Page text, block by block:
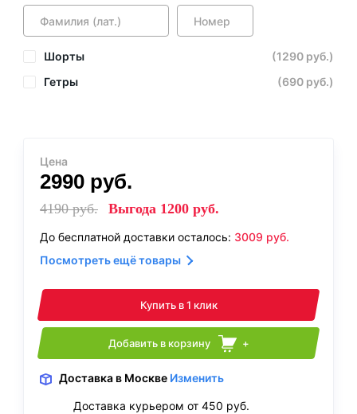
Шорты
(1290 руб.)
Гетры
(690 руб.)
Цена
2990 руб.
4190руб. Выгода 1200 руб.
До бесплатной доставки осталось: 3009 руб.
Посмотреть ещё товары
Купить в 1 клик
Добавить в корзину +
Доставка в Москве Изменить
Доставка курьером от 450 руб.